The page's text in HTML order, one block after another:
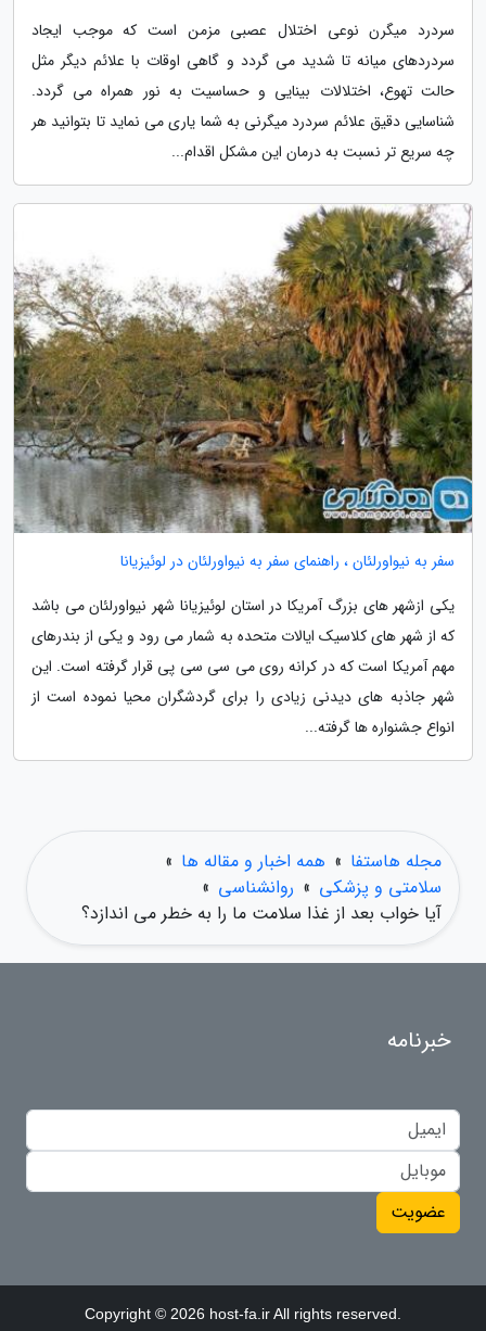
سردرد میگرن نوعی اختلال عصبی مزمن است که موجب ایجاد
سردردهای میانه تا شدید می گردد و گاهی اوقات با علائم دیگر مثل
حالت تهوع، اختلالات بینایی و حساسیت به نور همراه می گردد.
شناسایی دقیق علائم سردرد میگرنی به شما یاری می نماید تا بتوانید هر
چه سریع تر نسبت به درمان این مشکل اقدام...
سفر به نیواورلئان ، راهنمای سفر به نیواورلئان در لوئیزیانا
یکی ازشهر های بزرگ آمریکا در استان لوئیزیانا شهر نیواورلئان می باشد
که از شهر های کلاسیک ایالات متحده به شمار می رود و یکی از بندرهای
مهم آمریکا است که در کرانه روی می سی سی پی قرار گرفته است. این
شهر جاذبه های دیدنی زیادی را برای گردشگران محیا نموده است از
انواع جشنواره ها گرفته...
مجله هاستفا » همه اخبار و مقاله ها »
سلامتی و پزشکی » روانشناسی »
آیا خواب بعد از غذا سلامت ما را به خطر می اندازد؟
خبرنامه
عضویت
Copyright © 2026 host-fa.ir All rights reserved.